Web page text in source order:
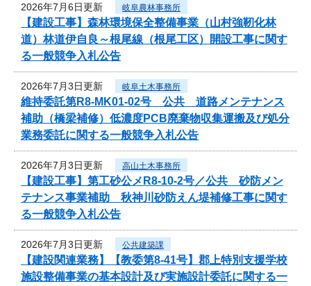
2026年7月6日更新 岐阜農林事務所
【建設工事】森林環境保全整備事業（山村強靭化林
道）林道伊自良～根尾線（根尾工区）開設工事に関す
る一般競争入札公告
2026年7月3日更新 岐阜土木事務所
維持委託第R8-MK01-02号 公共 道路メンテナンス
補助（橋梁補修）低濃度PCB廃棄物収集運搬及び処分
業務委託に関する一般競争入札公告
2026年7月3日更新 高山土木事務所
【建設工事】第工砂公メR8-10-2号／公共 砂防メン
テナンス事業補助 秋神川砂防えん堤補修工事に関す
る一般競争入札公告
2026年7月3日更新 公共建築課
【建設関連業務】【教委第8-41号】郡上特別支援学校
施設整備事業の基本設計及び実施設計委託に関する一